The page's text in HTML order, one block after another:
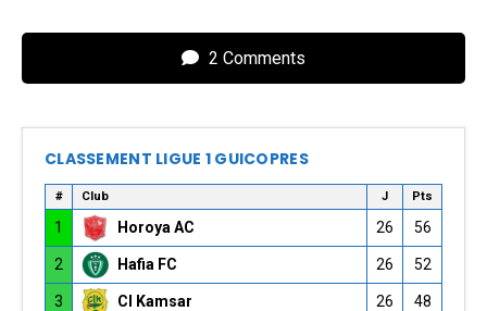
2 Comments
CLASSEMENT LIGUE 1 GUICOPRES
# Club J Pts
1 Horoya AC 26 56
2 Hafia FC 26 52
3 CI Kamsar 26 48